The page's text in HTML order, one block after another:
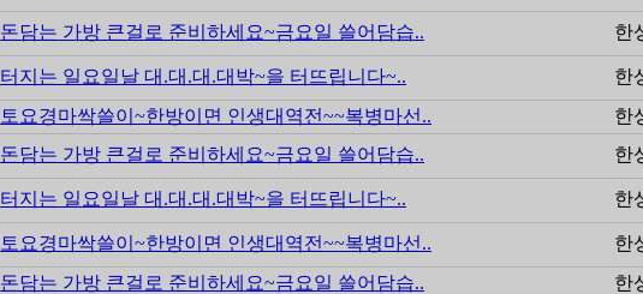
돈담는 가방 큰걸로 준비하세요~금요일 쓸어담습.. 한
터지는 일요일날 대.대.대.대박~을 터뜨립니다~.. 한
토요경마싹쓸이~한방이면 인생대역전~~복병마선.. 한
돈담는 가방 큰걸로 준비하세요~금요일 쓸어담습.. 한
터지는 일요일날 대.대.대.대박~을 터뜨립니다~.. 한
토요경마싹쓸이~한방이면 인생대역전~~복병마선.. 한
돈담는 가방 큰걸로 준비하세요~금요일 쓸어담습.. 한